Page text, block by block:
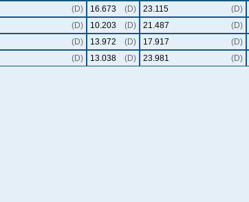
(D) 16.673 (D) 23.115 (D)
(D) 10.203 (D) 21.487 (D)
(D) 13.972 (D) 17.917 (D)
(D) 13.038 (D) 23.981 (D)